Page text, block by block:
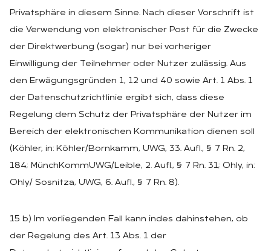
Privatsphäre in diesem Sinne. Nach dieser Vorschrift ist
die Verwendung von elektronischer Post für die Zwecke
der Direktwerbung (sogar) nur bei vorheriger
Einwilligung der Teilnehmer oder Nutzer zulässig. Aus
den Erwägungsgründen 1, 12 und 40 sowie Art. 1 Abs. 1
der Datenschutzrichtlinie ergibt sich, dass diese
Regelung dem Schutz der Privatsphäre der Nutzer im
Bereich der elektronischen Kommunikation dienen soll
(Köhler, in: Köhler/Bornkamm, UWG, 33. Aufl., § 7 Rn. 2,
184; MünchKommUWG/Leible, 2. Aufl., § 7 Rn. 31; Ohly, in:
Ohly/ Sosnitza, UWG, 6. Aufl., § 7 Rn. 8).
15 b) Im vorliegenden Fall kann indes dahinstehen, ob
der Regelung des Art. 13 Abs. 1 der